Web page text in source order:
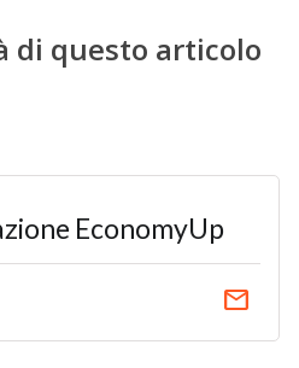
di questo articolo
EconomyUp
email